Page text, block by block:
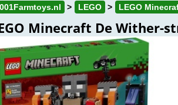
LEGO LEGO
Minecraft De Wither-